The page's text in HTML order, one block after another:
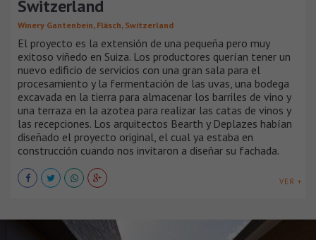
Switzerland
Winery Gantenbein, Fläsch, Switzerland
El proyecto es la extensión de una pequeña pero muy
exitoso viñedo en Suiza. Los productores querían tener un
nuevo edificio de servicios con una gran sala para el
procesamiento y la fermentación de las uvas, una bodega
excavada en la tierra para almacenar los barriles de vino y
una terraza en la azotea para realizar las catas de vinos y
las recepciones. Los arquitectos Bearth y Deplazes habían
diseñado el proyecto original, el cual ya estaba en
construcción cuando nos invitaron a diseñar su fachada.
VER +